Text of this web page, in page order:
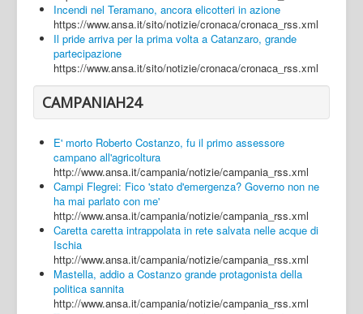
Incendi nel Teramano, ancora elicotteri in azione
https://www.ansa.it/sito/notizie/cronaca/cronaca_rss.xml
Il pride arriva per la prima volta a Catanzaro, grande
partecipazione
https://www.ansa.it/sito/notizie/cronaca/cronaca_rss.xml
CAMPANIAH24
E' morto Roberto Costanzo, fu il primo assessore
campano all'agricoltura
http://www.ansa.it/campania/notizie/campania_rss.xml
Campi Flegrei: Fico 'stato d'emergenza? Governo non ne
ha mai parlato con me'
http://www.ansa.it/campania/notizie/campania_rss.xml
Caretta caretta intrappolata in rete salvata nelle acque di
Ischia
http://www.ansa.it/campania/notizie/campania_rss.xml
Mastella, addio a Costanzo grande protagonista della
politica sannita
http://www.ansa.it/campania/notizie/campania_rss.xml